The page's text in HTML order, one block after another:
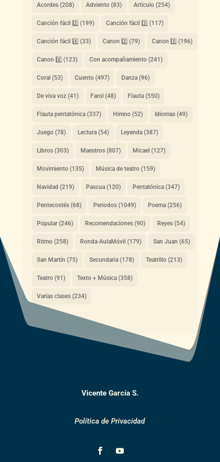
Acordes(208) Adviento(83) Artículo(254)
Canción fácil 2️⃣ (199) Canción fácil 3️⃣ (117)
Canción fácil 4️⃣ (33) Canon 2️⃣ (79) Canon 3️⃣ (196)
Canon 4️⃣ (123) Con acompañamiento(241)
Coral (53) Cuento(497) Danza(96)
De viva voz(41) Farol (48) Flauta(550)
Flauta pentatónica(337) Himno(52) Idiomas(49)
Juego(78) Lectura(54) Leyenda(387)
Libros(303) Maestros(807) Micael (127)
Movimiento(135) Música de teatro(159)
Navidad (219) Pascua(120) Pentatónica(347)
Pentecostés(68) Periodos(1049) Poema(256)
Popular(246) Recomendaciones(90) Reyes(54)
Ritmo(258) Ronda-AulaMóvil (179) San Juan (65)
San Martín (75) Secundaria(178) Teatrillo(213)
Teatro(91) Texto + Música(358)
Varias clases(234)
Vicente García S.
Política de Privacidad